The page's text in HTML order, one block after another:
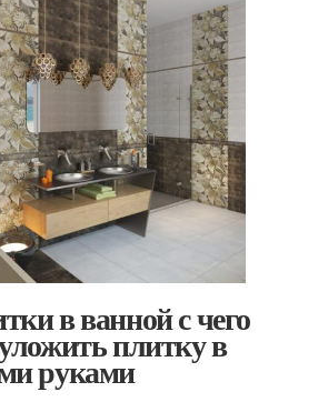
в ванной с чего
плитку в
руками